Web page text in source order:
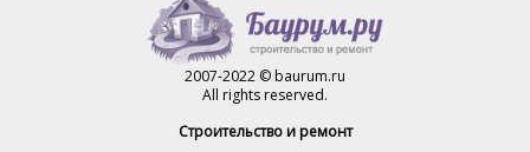
2007-2022 © baurum.ru
All rights reserved.
Строительство и ремонт